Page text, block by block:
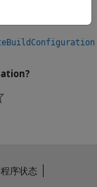
序状态